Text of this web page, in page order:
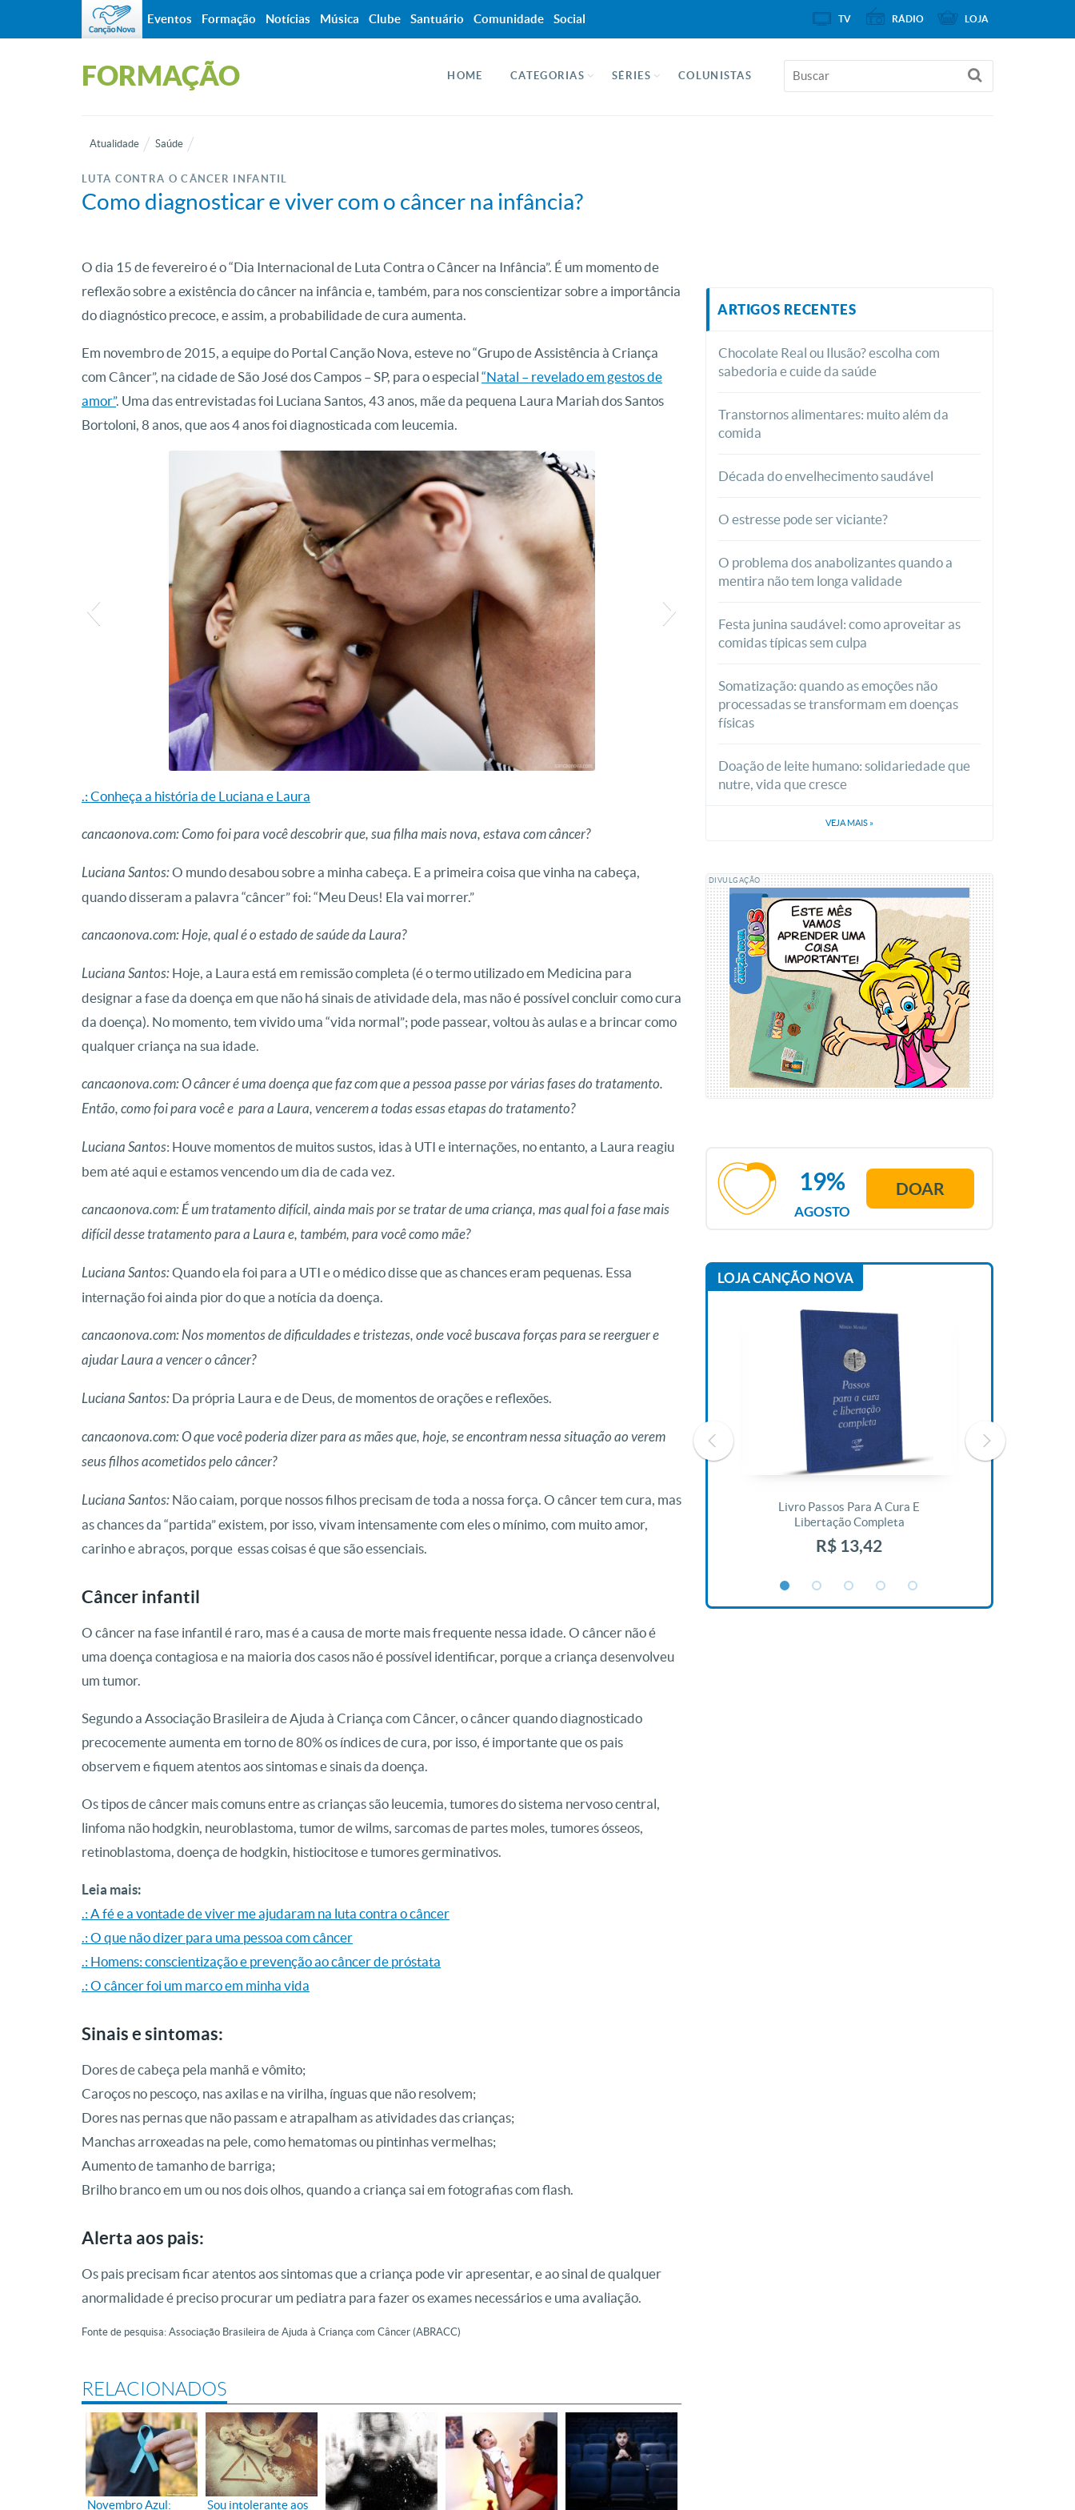
FORMAÇÃO HOME CATEGORIAS SÉRIES COLUNISTAS
Atualidade Saúde
LUTA CONTRA O CÂNCER INFANTIL
Como diagnosticar e viver com o câncer na infância?
O dia 15 de fevereiro é o “Dia Internacional de Luta Contra o Câncer na Infância”. É um momento de
reflexão sobre a existência do câncer na infância e, também, para nos conscientizar sobre a importância
do diagnóstico precoce, e assim, a probabilidade de cura aumenta.
Em novembro de 2015, a equipe do Portal Canção Nova, esteve no “Grupo de Assistência à Criança
com Câncer”, na cidade de São José dos Campos – SP, para o especial “Natal – revelado em gestos de
amor”. Uma das entrevistadas foi Luciana Santos, 43 anos, mãe da pequena Laura Mariah dos Santos
Bortoloni, 8 anos, que aos 4 anos foi diagnosticada com leucemia.
Almeida/cancaonova.com
Luciana e Laura, em 2015, durante uma das fases do tratamento. Foto: Wesley
Luciana e Laura, em 2015, durante uma das fases do tratamento. Foto: Wesley
Luciana e Laura, em 2015, durante uma das fases do tratamento. Foto: Wesley
Laura durante uma das festa promovidas pelo “Grupo de Assistência à Criança com Câncer - GAAC".
Laura durante uma das festa promovidas pelo “Grupo de Assistência à Criança com Câncer - GAAC".
A alegria e doçura de Laura. Foto: Arquivo Pessoal
Laura e Luciana, em uma das idas ao “Grupo de Assistência à Criança com Câncer - GAAC". Foto:
.: Conheça a história de Luciana e Laura
cancaonova.com: Como foi para você descobrir que, sua filha mais nova, estava com câncer?
Luciana Santos:O mundo desabou sobre a minha cabeça. E a primeira coisa que vinha na cabeça,
quando disseram a palavra “câncer” foi: “Meu Deus! Ela vai morrer.”
cancaonova.com: Hoje, qual é o estado de saúde da Laura?
Luciana Santos: Hoje, a Laura está em remissão completa (é o termo utilizado em Medicina para
designar a fase da doença em que não há sinais de atividade dela, mas não é possível concluir como cura
da doença). No momento, tem vivido uma “vida normal”; pode passear, voltou às aulas e a brincar como
qualquer criança na sua idade.
cancaonova.com: O câncer é uma doença que faz com que a pessoa passe por várias fases do tratamento.
Então, como foi para você e para a Laura, vencerem a todas essas etapas do tratamento?
Luciana Santos: Houve momentos de muitos sustos, idas à UTI e internações, no entanto, a Laura reagiu
bem até aqui e estamos vencendo um dia de cada vez.
cancaonova.com: É um tratamento difícil, ainda mais por se tratar de uma criança, mas qual foi a fase mais
difícil desse tratamento para a Laura e, também, para você como mãe?
Luciana Santos:Quando ela foi para a UTI e o médico disse que as chances eram pequenas. Essa
internação foi ainda pior do que a notícia da doença.
cancaonova.com: Nos momentos de dificuldades e tristezas, onde você buscava forças para se reerguer e
ajudar Laura a vencer o câncer?
Luciana Santos: Da própria Laura e de Deus, de momentos de orações e reflexões.
cancaonova.com: O que você poderia dizer para as mães que, hoje, se encontram nessa situação ao verem
seus filhos acometidos pelo câncer?
Luciana Santos: Não caiam, porque nossos filhos precisam de toda a nossa força. O câncer tem cura, mas
as chances da “partida” existem, por isso, vivam intensamente com eles o mínimo, com muito amor,
carinho e abraços, porque essas coisas é que são essenciais.
Câncer infantil
O câncer na fase infantil é raro, mas é a causa de morte mais frequente nessa idade. O câncer não é
uma doença contagiosa e na maioria dos casos não é possível identificar, porque a criança desenvolveu
um tumor.
Segundo a Associação Brasileira de Ajuda à Criança com Câncer, o câncer quando diagnosticado
precocemente aumenta em torno de 80% os índices de cura, por isso, é importante que os pais
observem e fiquem atentos aos sintomas e sinais da doença.
Os tipos de câncer mais comuns entre as crianças são leucemia, tumores do sistema nervoso central,
linfoma não hodgkin, neuroblastoma, tumor de wilms, sarcomas de partes moles, tumores ósseos,
retinoblastoma, doença de hodgkin, histiocitose e tumores germinativos.
Leia mais:
.: A fé e a vontade de viver me ajudaram na luta contra o câncer
.: O que não dizer para uma pessoa com câncer
.: Homens: conscientização e prevenção ao câncer de próstata
.: O câncer foi um marco em minha vida
Sinais e sintomas:
Dores de cabeça pela manhã e vômito;
Caroços no pescoço, nas axilas e na virilha, ínguas que não resolvem;
Dores nas pernas que não passam e atrapalham as atividades das crianças;
Manchas arroxeadas na pele, como hematomas ou pintinhas vermelhas;
Aumento de tamanho de barriga;
Brilho branco em um ou nos dois olhos, quando a criança sai em fotografias com flash.
Alerta aos pais:
Os pais precisam ficar atentos aos sintomas que a criança pode vir apresentar, e ao sinal de qualquer
anormalidade é preciso procurar um pediatra para fazer os exames necessários e uma avaliação.
Fonte de pesquisa: Associação Brasileira de Ajuda à Criança com Câncer (ABRACC)
RELACIONADOS
Novembro Azul: Sou intolerante aos
ARTIGOS RECENTES
Chocolate Real ou Ilusão? escolha com
sabedoria e cuide da saúde
Transtornos alimentares: muito além da
comida
Década do envelhecimento saudável
O estresse pode ser viciante?
O problema dos anabolizantes quando a
mentira não tem longa validade
Festa junina saudável: como aproveitar as
comidas típicas sem culpa
Somatização: quando as emoções não
processadas se transformam em doenças
físicas
Doação de leite humano: solidariedade que
nutre, vida que cresce
VEJA MAIS »
DIVULGAÇÃO
AGOSTO
19% DOAR
LOJA CANÇÃO NOVA
Livro O Padre: A História De
Vida De Jonas Abib
Livro Passos Para A Cura E
Libertação Completa
R$ 13,42
Eventos Formação Notícias Música Clube Santuário Comunidade Social TV RÁDIO LOJA